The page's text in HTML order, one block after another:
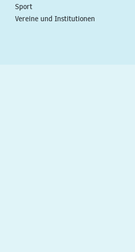
Sport
Vereine und Institutionen